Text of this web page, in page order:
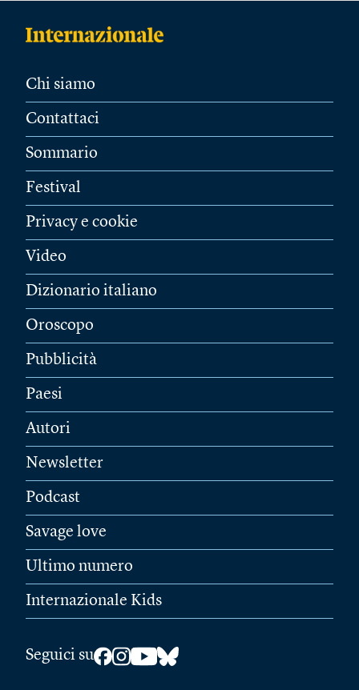
Chi siamo
Contattaci
Sommario
Festival
Privacy e cookie
Video
Dizionario italiano
Oroscopo
Pubblicità
Paesi
Autori
Newsletter
Podcast
Savage love
Ultimo numero
Internazionale Kids
Seguici su